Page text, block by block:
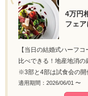
4万円
フェ
【当日の結婚式ハーフ
比べできる！地産地消
※3部と4部は試食会の
適用期間：2026/06/01 〜